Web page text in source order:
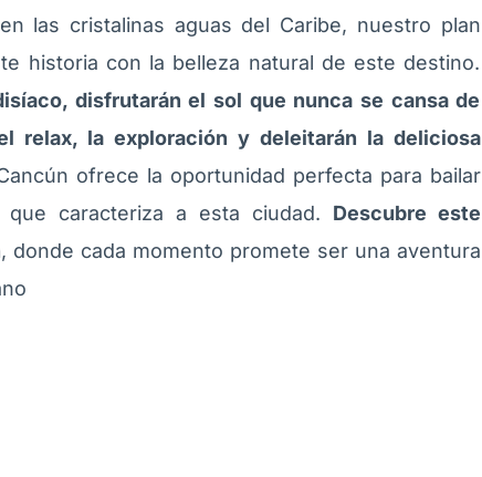
las cristalinas aguas del Caribe, nuestro plan
historia con la belleza natural de este destino.
disfrutarán el sol que nunca se cansa de
relax, la exploración y deleitarán la deliciosa
ofrece la oportunidad perfecta para bailar
caracteriza a esta ciudad. Descubre este
, donde cada momento promete ser una aventura